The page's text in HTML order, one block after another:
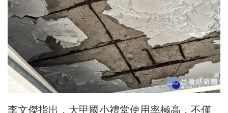
李文傑指出，大甲國小禮堂使用率極高，不僅